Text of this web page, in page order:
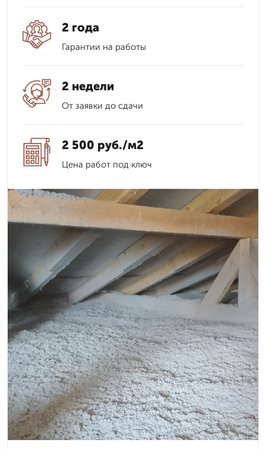
2 года
Гарантии на работы
2 недели
От заявки до сдачи
2 500 руб./м2
Цена работ под ключ